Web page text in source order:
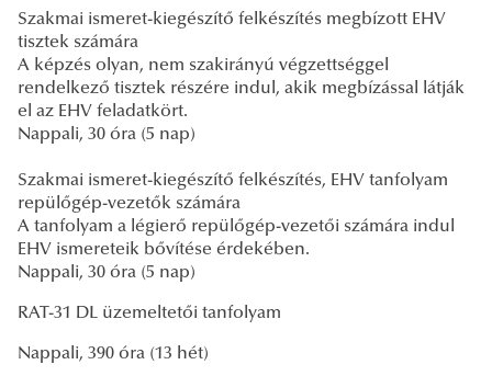
Szakmai ismeret-kiegészítő felkészítés megbízott EHV
tisztek számára
A képzés olyan, nem szakirányú végzettséggel
rendelkező tisztek részére indul, akik megbízással látják
el az EHV feladatkört.
Nappali, 30 óra (5 nap)
Szakmai ismeret-kiegészítő felkészítés, EHV tanfolyam
repülőgép-vezetők számára
A tanfolyam a légierő repülőgép-vezetői számára indul
EHV ismereteik bővítése érdekében.
Nappali, 30 óra (5 nap)
RAT-31 DL üzemeltetői tanfolyam
Nappali, 390 óra (13 hét)